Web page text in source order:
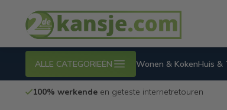
ALLE CATEGORIEËN Wonen & KokenHuis &
100% werkendeen geteste internetretouren